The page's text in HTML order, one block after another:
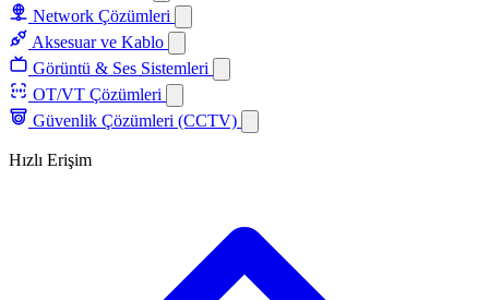
Network Çözümleri
Aksesuar ve Kablo
Görüntü & Ses Sistemleri
OT/VT Çözümleri
Güvenlik Çözümleri (CCTV)
Hızlı Erişim